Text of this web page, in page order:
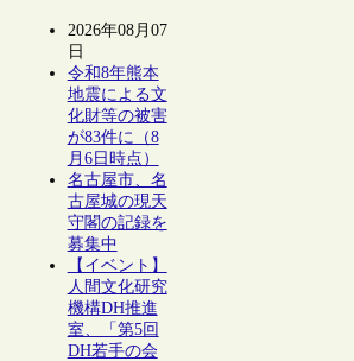
2026年08月07
日
令和8年熊本
地震による文
化財等の被害
が83件に（8
月6日時点）
名古屋市、名
古屋城の現天
守閣の記録を
募集中
【イベント】
人間文化研究
機構DH推進
室、「第5回
DH若手の会